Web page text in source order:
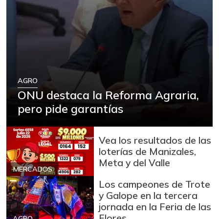
Arracacha blanca
07/25/2026
$ 4.149,62
+5,13%
Arroz $ 2.180,00
Arroz blanco
12/09/2023
$ 3.995,50
Arroz blanco en
bulto
12/09/2023
Arroz blanco
importado
07/25/2026
$ 3.283,00
-2,49%
Arroz de primera
07/25/2026
$ 3.494,15
+0,72%
AGRO
ONU destaca la Reforma Agraria,
pero pide garantías
MERCADOS
Vea los resultados de las
loterías de Manizales,
Meta y del Valle
Los campeones de Trote
y Galope en la tercera
jornada en la Feria de las